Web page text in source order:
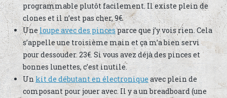
programmable plutôt facilement. Il existe plein de
clones et il n’est pas cher, 9€.
Une loupe avec des pincesparce que j’y vois rien. Cela
s’appelle une troisième main et ça m’a bien servi
pour dessouder. 23€. Si vous avez déjà des pinces et
bonnes lunettes, c’est inutile.
Un kit de débutant en électroniqueavec plein de
composant pour jouer avec. Il y a un breadboard (une